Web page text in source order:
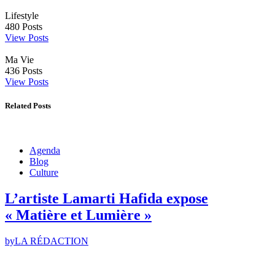
Lifestyle
480 Posts
View Posts
Ma Vie
436 Posts
View Posts
Related Posts
Agenda
Blog
Culture
L’artiste Lamarti Hafida expose
« Matière et Lumière »
byLA RÉDACTION